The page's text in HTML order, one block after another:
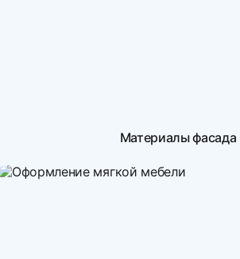
Материалы фасада